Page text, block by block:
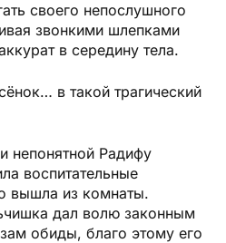
своего непослушного
звонкими шлепками
в середину тела.
в такой трагический
непонятной Радифу
воспитательные
вышла из комнаты.
дал волю законным
обиды, благо этому его